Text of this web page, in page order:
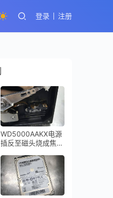
登录 注册
WD5000AAKX电源
插反至磁头烧成焦
磁头烧坏的烟尘严重
污染数据恢复成功